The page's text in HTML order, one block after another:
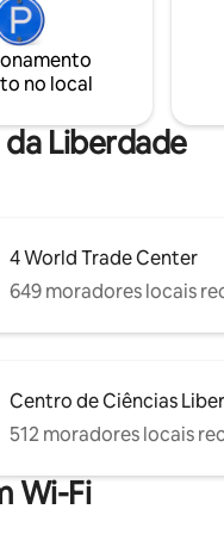
em
do
York e todas
Tão perto de
urbano
Por favor,
no local
Liberdade
4 World Trade Center
649 moradores locais
Centro de Ciências
512 moradores locais
Wi-Fi